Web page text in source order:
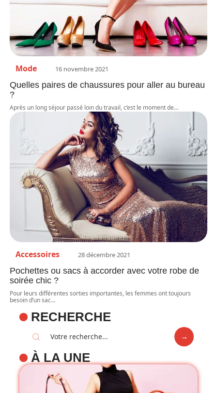
Mode 16 novembre 2021
Quelles paires de chaussures pour aller au bureau
?
Après un long séjour passé loin du travail, c’est le moment de…
Accessoires 28 décembre 2021
Pochettes ou sacs à accorder avec votre robe de
soirée chic ?
Pour leurs différentes sorties importantes, les femmes ont toujours
besoin d’un sac…
RECHERCHE
À LA UNE